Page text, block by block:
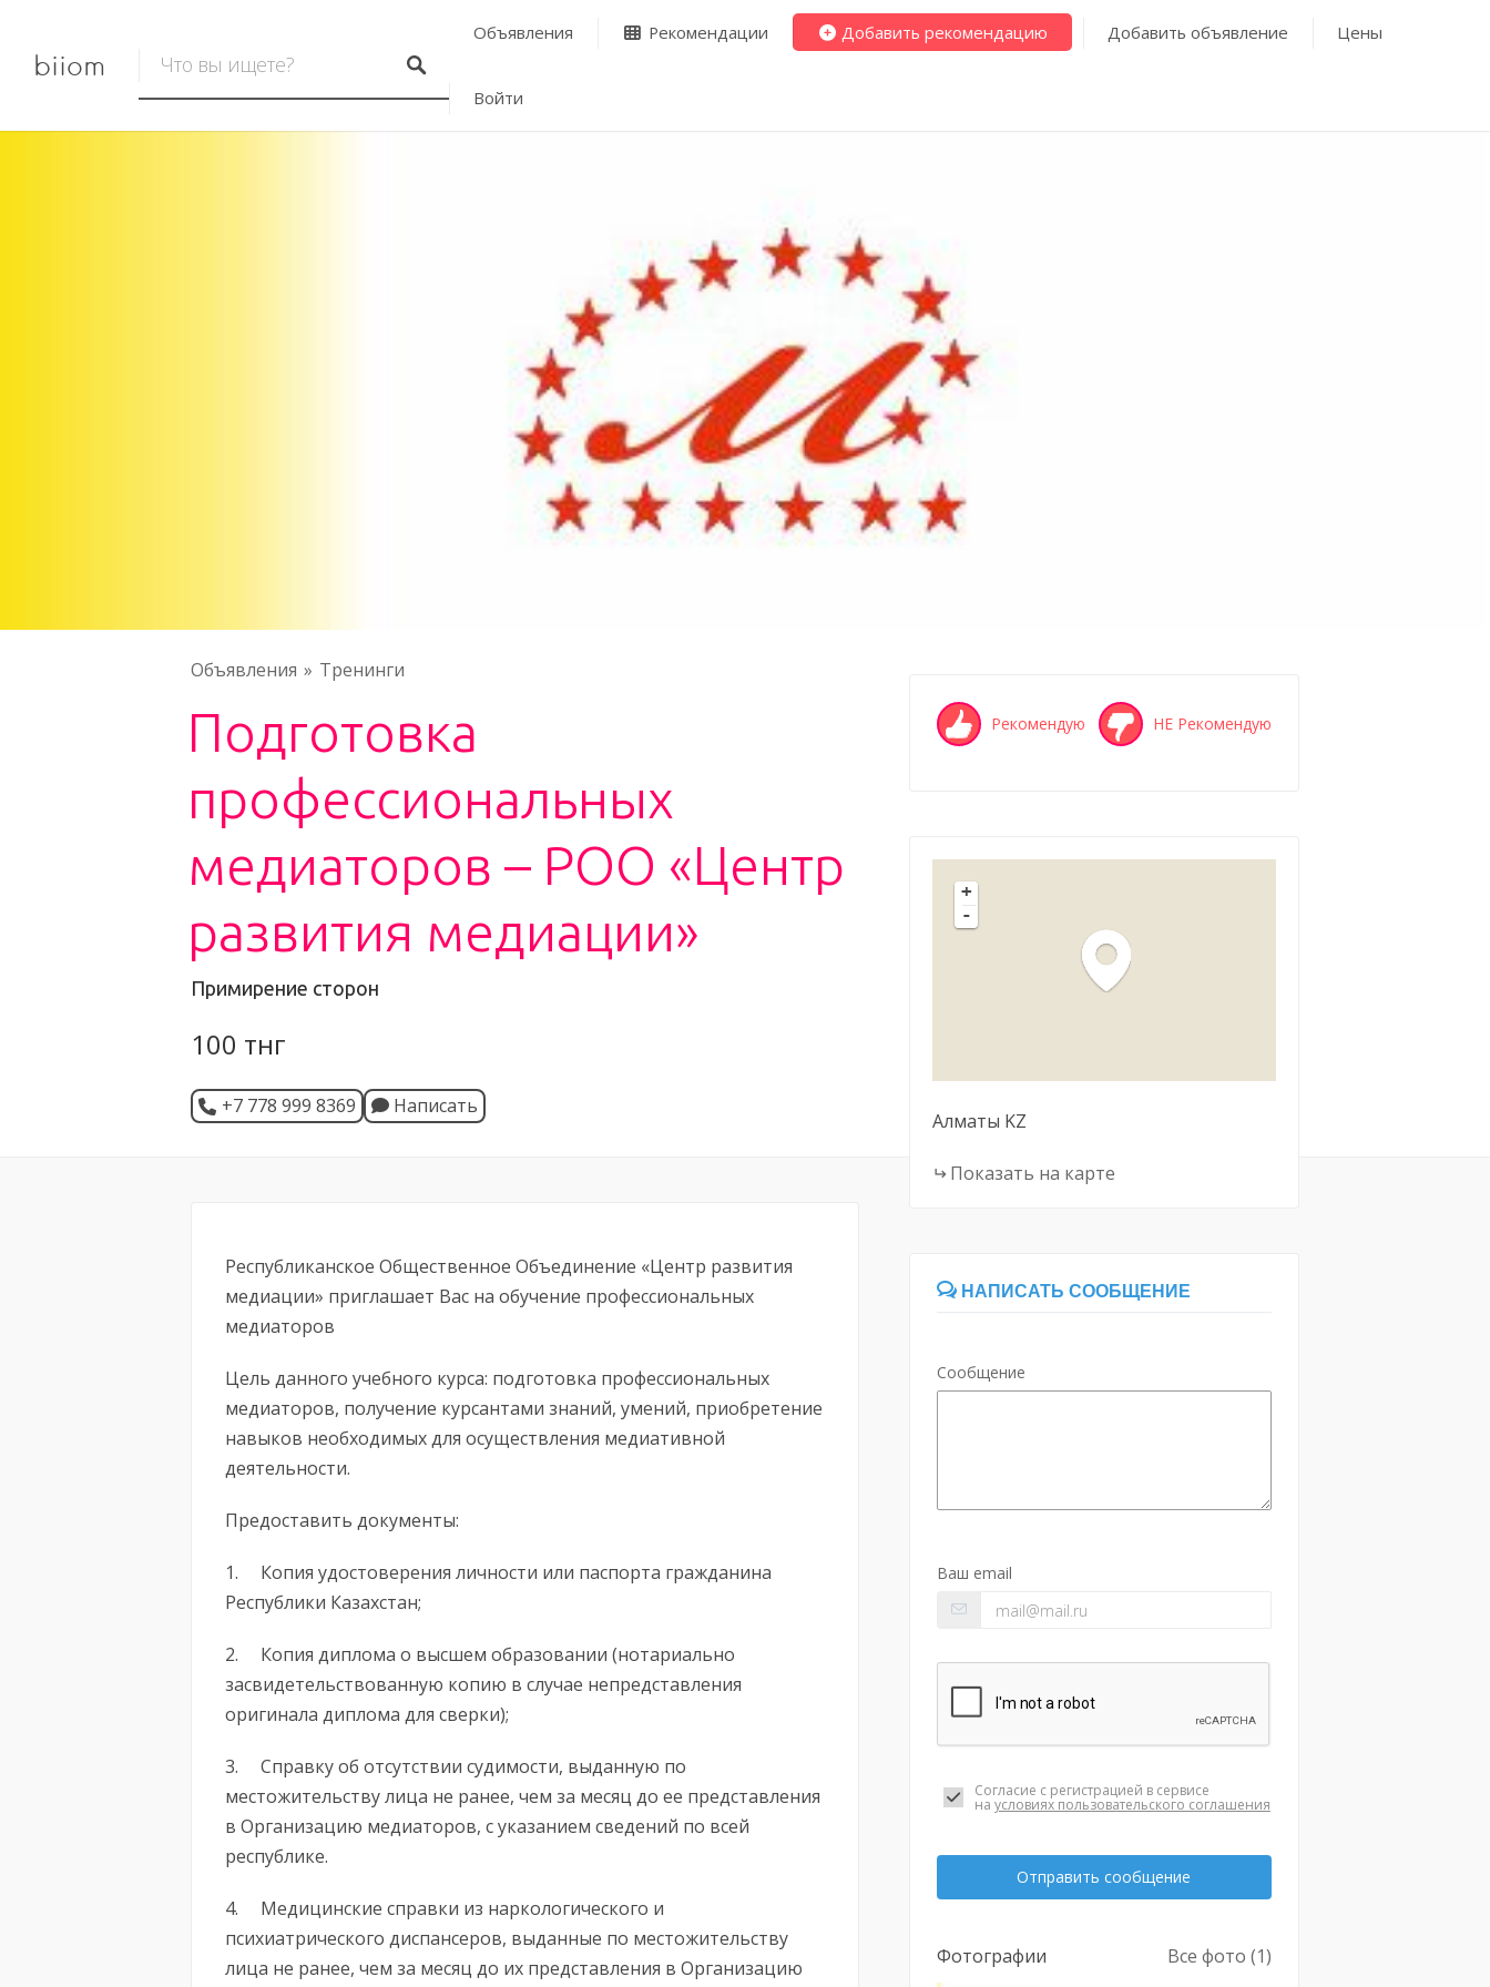
biiom
Объявления Рекомендации Добавить рекомендацию Добавить объявление Цены
Войти
Объявления Тренинги
Подготовка
профессиональных
медиаторов – РОО «Центр
развития медиации»
Примирение сторон
100 тнг
+7 778 999 8369 Написать
Республиканское Общественное Объединение «Центр развития
медиации» приглашает Вас на обучение профессиональных
медиаторов
Цель данного учебного курса: подготовка профессиональных
медиаторов, получение курсантами знаний, умений, приобретение
навыков необходимых для осуществления медиативной
деятельности.
Предоставить документы:
1. Копия удостоверения личности или паспорта гражданина
Республики Казахстан;
2. Копия диплома о высшем образовании (нотариально
засвидетельствованную копию в случае непредставления
оригинала диплома для сверки);
3. Справку об отсутствии судимости, выданную по
местожительству лица не ранее, чем за месяц до ее представления
в Организацию медиаторов, с указанием сведений по всей
республике.
4. Медицинские справки из наркологического и
психиатрического диспансеров, выданные по местожительству
лица не ранее, чем за месяц до их представления в Организацию
Рекомендую НЕ Рекомендую
+
-
Алматы KZ
Показать на карте
НАПИСАТЬ СООБЩЕНИЕ
Сообщение
Ваш email
Согласие с регистрацией в сервисе
на условиях пользовательского соглашения
Отправить сообщение
Фотографии Все фото (1)